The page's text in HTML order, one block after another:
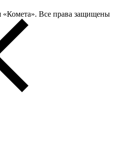
Все права защищены